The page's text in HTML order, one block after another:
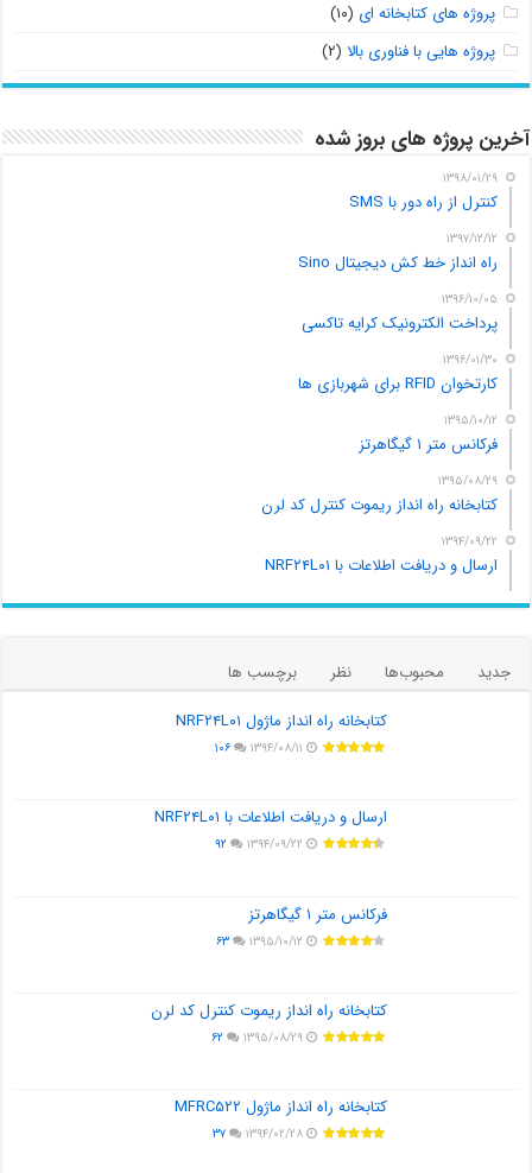
پروژه های کتابخانه ای (۱۰)
پروژه هایی با فناوری بالا (۲)
آخرین پروژه های بروز شده
۱۳۹۸/۰۱/۲۹
کنترل از راه دور با SMS
۱۳۹۷/۱۲/۱۲
راه انداز خط کش دیجیتال Sino
۱۳۹۶/۱۰/۰۵
پرداخت الکترونیک کرایه تاکسی
۱۳۹۶/۰۱/۳۰
کارتخوان RFID برای شهربازی ها
۱۳۹۵/۱۰/۱۲
فرکانس متر ۱ گیگاهرتز
۱۳۹۵/۰۸/۲۹
کتابخانه راه انداز ریموت کنترل کد لرن
۱۳۹۴/۰۹/۲۲
ارسال و دریافت اطلاعات با NRF۲۴L۰۱
جدید محبوب‌ها نظر
برچسب ها
کتابخانه راه انداز ماژول NRF۲۴L۰۱
۱۳۹۴/۰۸/۱۱ ۱۰۶
ارسال و دریافت اطلاعات با NRF۲۴L۰۱
۱۳۹۴/۰۹/۲۲ ۹۲
فرکانس متر ۱ گیگاهرتز
۱۳۹۵/۱۰/۱۲ ۶۳
کتابخانه راه انداز ریموت کنترل کد لرن
۱۳۹۵/۰۸/۲۹ ۶۲
کتابخانه راه انداز ماژول MFRC۵۲۲
۱۳۹۴/۰۲/۲۸ ۳۷